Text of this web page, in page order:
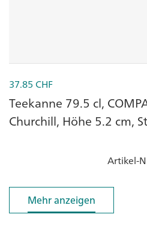
37.85 CHF
Teekanne 79.5 cl,
Churchill, Höhe 5.2 cm,
Artikel-
Mehr anzeigen
Mehr anzeigen